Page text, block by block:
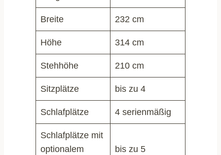
Breite 232 cm
Höhe 314 cm
Stehhöhe 210 cm
Sitzplätze bis zu 4
Schlafplätze 4 serienmäßig
Schlafplätze mit
optionalem
bis zu 5